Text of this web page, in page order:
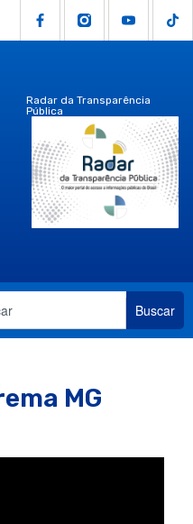
Radar da Transparência
Pública
Buscar
MG